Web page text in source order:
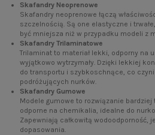
Skafandry Neoprenowe
Skafandry neoprenowe łączą
szczelnością. Są one elastyczne i
być mniejsza niż w przypadku modeli z
Skafandry Trilaminatowe
Trilaminat to materiał lekki, odporny na
wyjątkowo wytrzymały. Dzięki lekkiej
do transportu i szybkoschnące, co
podróżujących nurków.
Skafandry Gumowe
Modele gumowe to rozwiązanie
odporne na chemikalia, idealne do
Zapewniają całkowitą wodoodporność,
dopasowania.